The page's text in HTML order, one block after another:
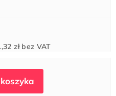
złbez VAT